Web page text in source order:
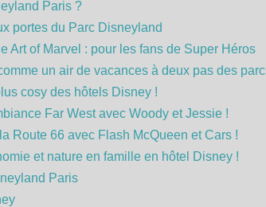
Paris ?
portes du Parc Disneyland
Art of Marvel : pour les fans de Super Héros
un air de vacances à deux pas des
cosy des hôtels Disney !
Far West avec Woody et Jessie !
Route 66 avec Flash McQueen et Cars !
et nature en famille en hôtel Disney !
Paris